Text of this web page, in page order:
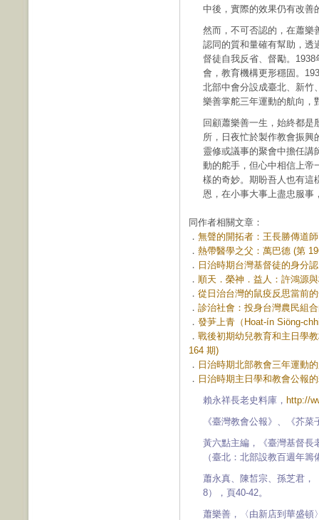
中後，實際的效果仍有改善
然而，不可否認的，在蕭樂
認同的質和量確有幫助，透
督徒自我反省、督勵。
會，教育機構更形穩固。
北部中會分設成臺北、新竹
樂善掌舵三年運動的航向，
回顧蕭樂善一生，始終都
所，日夜忙於製作教會振興
靈修或議事的聚會中擔任講
動的舵手，但心中相信上帝
樣的奇妙。期盼吾人也有這
恩，在小事大事上盡忠服事
同作者相關文章：
． 無聲的開拓者：王長勝傳道
． 熱帶醫學之父：萬巴德 (第
． 日治時期台灣基督徒的身分
． 順天．榮神．益人：許鴻源
． 從日治台灣的鼠疫反思當前
． 診治社會：投身台灣農民組
． 發芛上青（Hoat-ín Siöng-
． 戰後初期幼兒教育和主日學
164 期)
． 日治時期北部教會三年運動
． 日治時期主日學和教會公報
賴永祥長老史料庫， http://
《臺灣教會公報》、《芥
黃六點主編，《臺灣基督長
（臺北：北部設教百週年
蕭永真、陳皙宗、孫芝君，
8），頁40-42。
蕭樂善，〈由新店到華盛頓